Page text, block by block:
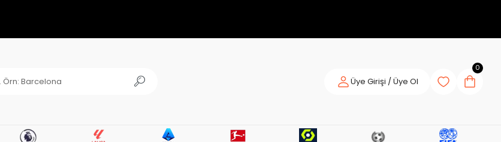
Üye Girişi / Üye Ol
0